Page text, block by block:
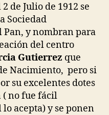
de Julio de 1912 se
Sociedad
Pan, y nombran para
del centro
Gutierrez que
Nacimiento, pero si
su excelentes dotes
( no fue fácil
acepta) y se ponen